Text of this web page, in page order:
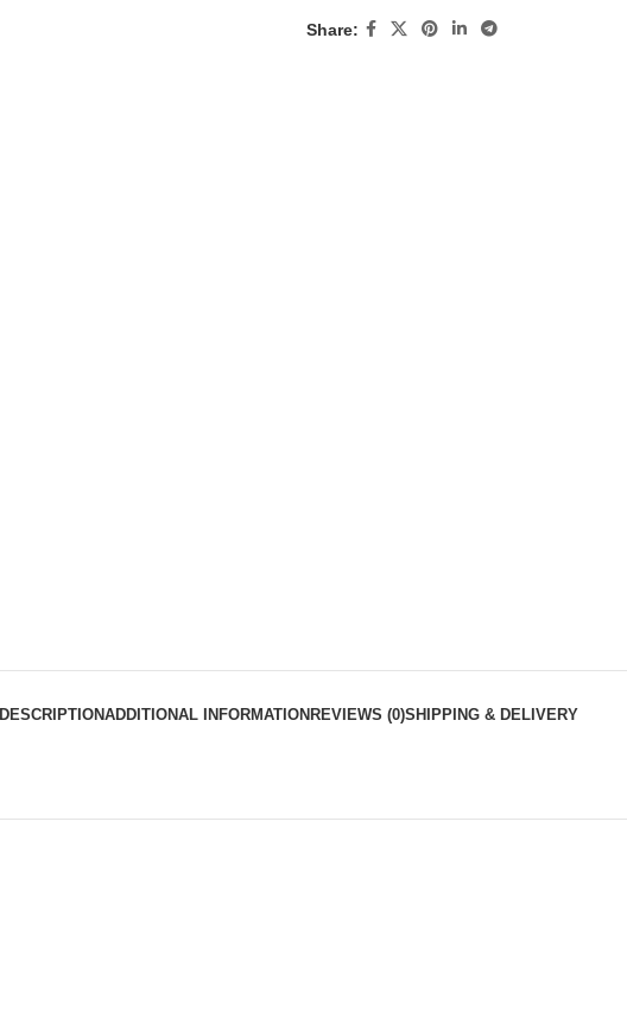
Share:
DESCRIPTIONADDITIONAL INFORMATION REVIEWS (0)SHIPPING & DELIVERY